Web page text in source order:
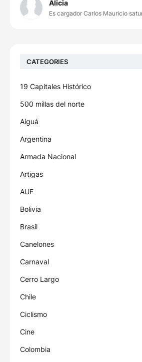
Alicia
Es cargador Carlos Mauricio
CATEGORIES
19 Capitales Histórico
500 millas del norte
Aiguá
Argentina
Armada Nacional
Artigas
AUF
Bolivia
Brasil
Canelones
Carnaval
Cerro Largo
Chile
Ciclismo
Cine
Colombia